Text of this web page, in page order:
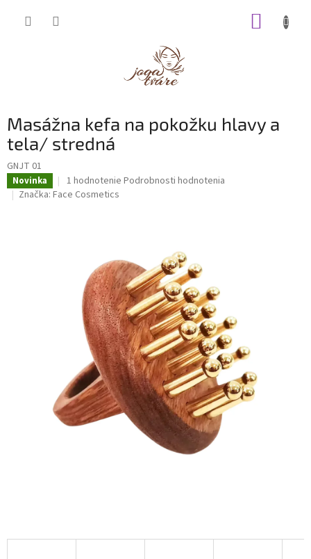
Masážna kefa na pokožku hlavy a
tela/ stredná
GNJT 01
Novinka
Priemerné
hodnotenie
hviezdičiek.
1 hodnotenie Podrobnosti hodnotenia
Značka: Face Cosmetics